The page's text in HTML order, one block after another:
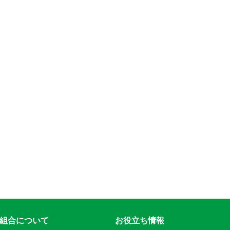
合について お役立ち情報